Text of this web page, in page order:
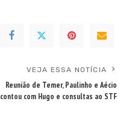
VEJA ESSA NOTÍCIA
Reunião de Temer, Paulinho e Aécio
contou com Hugo e consultas ao STF